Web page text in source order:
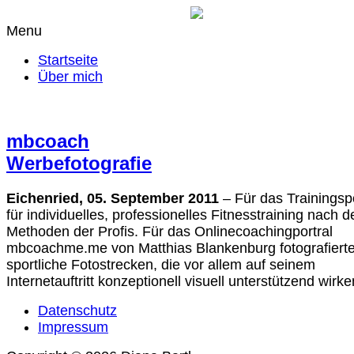
Menu
Startseite
Über mich
mbcoach
Werbefotografie
Eichenried, 05. September 2011 – Für das
für individuelles, professionelles Fitnesstraining nach
Methoden der Profis. Für das Onlinecoachingportral
mbcoachme.me von Matthias Blankenburg
sportliche Fotostrecken, die vor allem auf seinem
Internetauftritt konzeptionell visuell unterstützend
Datenschutz
Impressum